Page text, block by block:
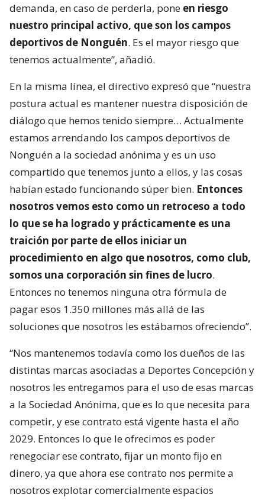
demanda, en caso de perderla, pone en riesgo
nuestro principal activo, que son los campos
deportivos de Nonguén. Es el mayor riesgo que
tenemos actualmente”, añadió.
En la misma línea, el directivo expresó que “nuestra
postura actual es mantener nuestra disposición de
diálogo que hemos tenido siempre… Actualmente
estamos arrendando los campos deportivos de
Nonguén a la sociedad anónima y es un uso
compartido que tenemos junto a ellos, y las cosas
habían estado funcionando súper bien. Entonces
nosotros vemos esto como un retroceso a todo
lo que se ha logrado y prácticamente es una
traición por parte de ellos iniciar un
procedimiento en algo que nosotros, como club,
somos una corporación sin fines de lucro.
Entonces no tenemos ninguna otra fórmula de
pagar esos 1.350 millones más allá de las
soluciones que nosotros les estábamos ofreciendo”.
“Nos mantenemos todavía como los dueños de las
distintas marcas asociadas a Deportes Concepción y
nosotros les entregamos para el uso de esas marcas
a la Sociedad Anónima, que es lo que necesita para
competir, y ese contrato está vigente hasta el año
2029. Entonces lo que le ofrecimos es poder
renegociar ese contrato, fijar un monto fijo en
dinero, ya que ahora ese contrato nos permite a
nosotros explotar comercialmente espacios